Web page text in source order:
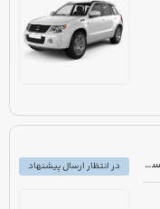
مزایده دولتی خودرو پژو 206 TU3 مدل 1394 رنگ سفید
در انتظار ارسال پیشنهاد